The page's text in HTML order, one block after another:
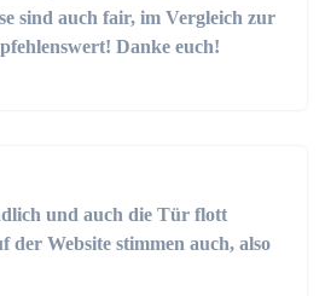
sind auch fair, im Vergleich zur
Danke euch!
und auch die Tür flott
der Website stimmen auch, also